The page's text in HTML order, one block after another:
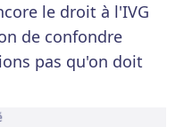
le droit à l'IVG
de confondre
pas qu'on doit